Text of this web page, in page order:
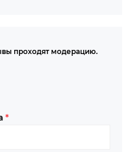
проходят модерацию.
*